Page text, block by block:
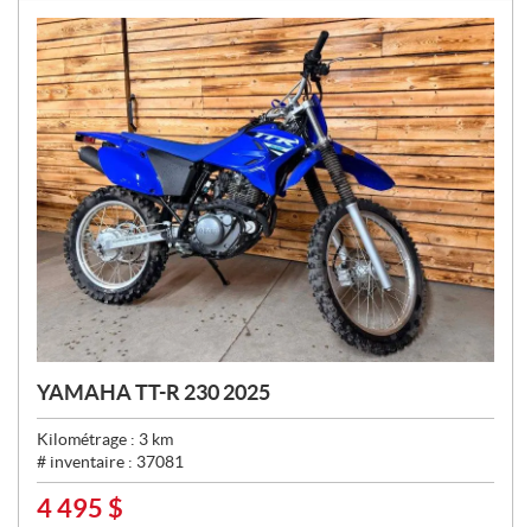
:
YAMAHA TT-R 230 2025
Kilométrage : 3 km
# inventaire : 37081
P
4 495 $